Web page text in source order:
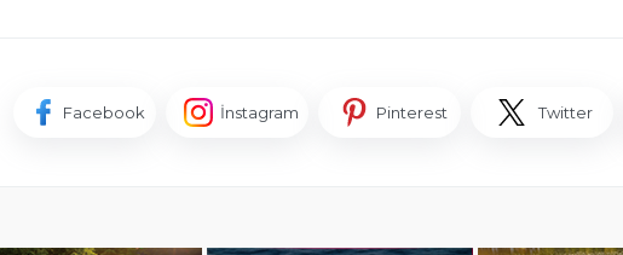
Facebook İnstagram Pinterest Twitter